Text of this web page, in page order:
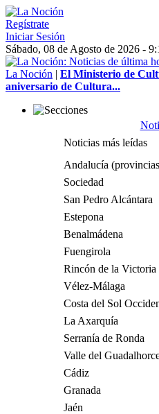
Regístrate
Iniciar Sesión
Sábado, 08 de Agosto de 2026 -
La Noción | El Ministerio de
aniversario de Cultura...
Noticias más leídas
Andalucía
Sociedad
San Pedro Alcántara
Estepona
Benalmádena
Fuengirola
Rincón de la Victoria
Vélez-Málaga
Costa del Sol
La Axarquía
Serranía de Ronda
Valle del
Cádiz
Granada
Jaén